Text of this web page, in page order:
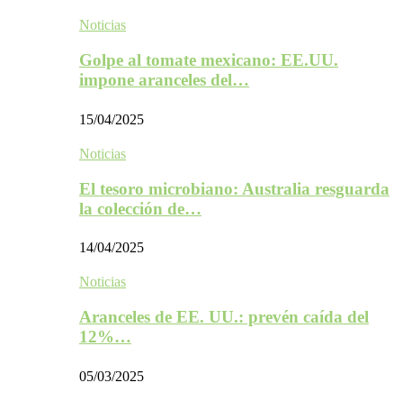
Noticias
Golpe al tomate mexicano: EE.UU.
impone aranceles del…
15/04/2025
Noticias
El tesoro microbiano: Australia resguarda
la colección de…
14/04/2025
Noticias
Aranceles de EE. UU.: prevén caída del
12%…
05/03/2025